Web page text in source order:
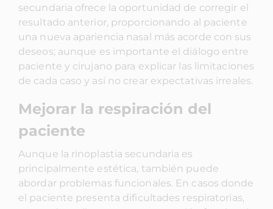
secundaria ofrece la oportunidad de corregir el
resultado anterior, proporcionando al paciente
una nueva apariencia nasal más acorde con sus
deseos; aunque es importante el diálogo entre
paciente y cirujano para explicar las limitaciones
de cada caso y así no crear expectativas irreales.
Mejorar la respiración del
paciente
Aunque la rinoplastia secundaria es
principalmente estética, también puede
abordar problemas funcionales. En casos donde
el paciente presenta dificultades respiratorias,